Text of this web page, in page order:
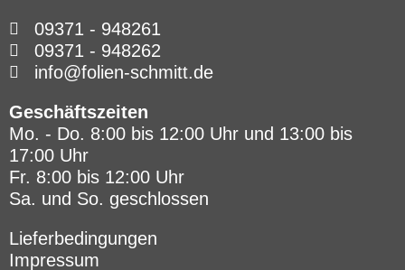
09371 - 948261
09371 - 948262
info@folien-schmitt.de
Geschäftszeiten
Mo. - Do. 8:00 bis 12:00 Uhr und 13:00 bis
17:00 Uhr
Fr. 8:00 bis 12:00 Uhr
Sa. und So. geschlossen
Lieferbedingungen
Impressum